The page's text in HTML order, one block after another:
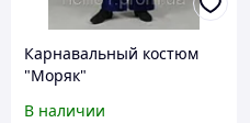
Карнавальный костюм
"Моряк"
В наличии